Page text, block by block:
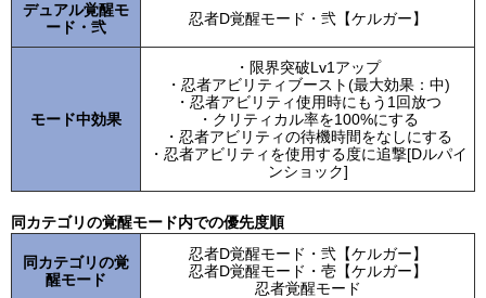
デュアル覚醒モ
ード・弐
忍者D覚醒モード・弐【ケルガー】
モード中効果
・限界突破Lv1アップ
・忍者アビリティブースト(最大効果：中)
・忍者アビリティ使用時にもう1回放つ
・クリティカル率を100%にする
・忍者アビリティの待機時間をなしにする
・忍者アビリティを使用する度に追撃[Dルパイ
ンショック]
同カテゴリの覚醒モード内での優先度順
同カテゴリの覚
醒モード
忍者D覚醒モード・弐【ケルガー】
忍者D覚醒モード・壱【ケルガー】
忍者覚醒モード